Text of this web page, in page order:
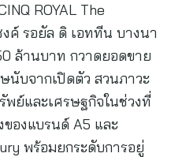
ROYAL The
งค์ รอยัล ดิ เอททีน บางนา
ล้านบาท กวาดยอดขาย
นับจากเปิดตัว สวนภาวะ
พย์และเศรษฐกิจในช่วงที่
องแบรนด์ A5 และ
พร้อมยกระดับการอยู่